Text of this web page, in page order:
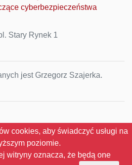
cyberbezpieczeństwa
Stary Rynek 1
jest Grzegorz Szajerka.
cookies, aby świadczyć usługi na
poziomie.
witryny oznacza, że będą one